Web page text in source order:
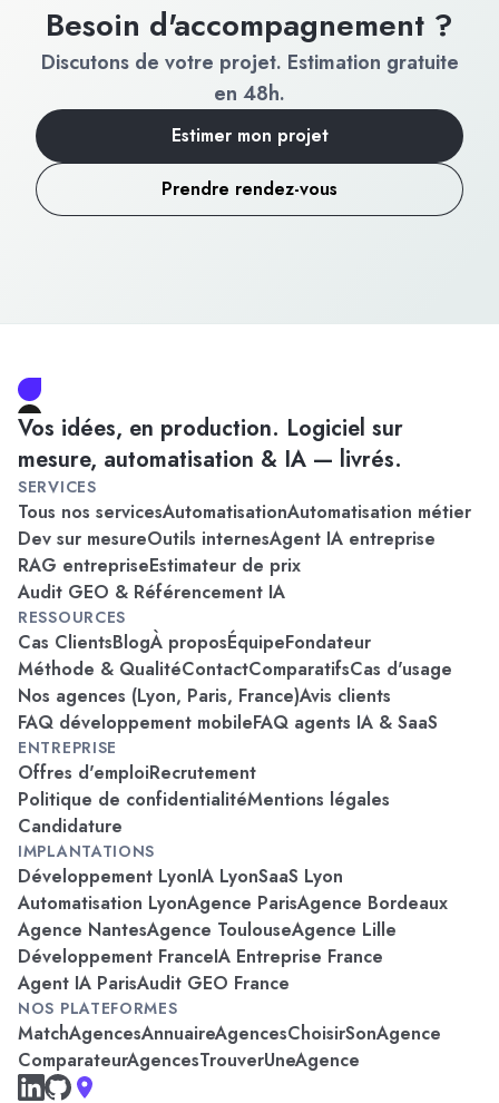
Besoin d'accompagnement ?
Discutons de votre projet. Estimation gratuite
en 48h.
Estimer mon projet
Prendre rendez-vous
Vos idées, en production. Logiciel sur
mesure, automatisation & IA — livrés.
SERVICES
Tous nos servicesAutomatisationAutomatisation métier
Dev sur mesureOutils internesAgent IA entreprise
RAG entrepriseEstimateur de prix
Audit GEO & Référencement IA
RESSOURCES
Cas ClientsBlogÀ proposÉquipeFondateur
Méthode & QualitéContactComparatifsCas d'usage
Nos agences (Lyon, Paris, France)Avis clients
FAQ développement mobileFAQ agents IA & SaaS
ENTREPRISE
Offres d'emploiRecrutement
Politique de confidentialitéMentions légales
Candidature
IMPLANTATIONS
Développement LyonIA LyonSaaS Lyon
Automatisation LyonAgence ParisAgence Bordeaux
Agence NantesAgence ToulouseAgence Lille
Développement FranceIA Entreprise France
Agent IA ParisAudit GEO France
NOS PLATEFORMES
MatchAgencesAnnuaireAgencesChoisirSonAgence
ComparateurAgencesTrouverUneAgence